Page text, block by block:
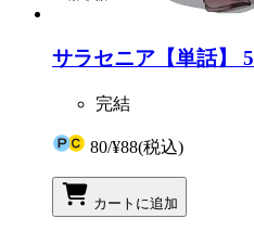
サラセニア【単話】 5
完結
80/¥88(税込)
カートに追加